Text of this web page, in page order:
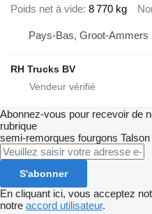
Poids net à vide 8 770 kg
Pays-Bas, Groot-Ammers
RH Trucks BV
Abonnez-vous pour recevoir de
rubrique
semi-remorques fourgons Talson
S'abonner
En cliquant ici, vous acceptez
notre accord utilisateur.